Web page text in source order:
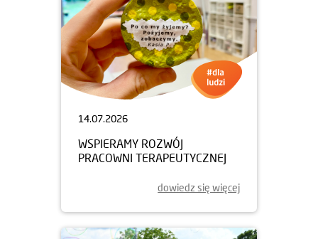
14.07.2026
WSPIERAMY ROZWÓJ
PRACOWNI TERAPEUTYCZNEJ
dowiedz się więcej